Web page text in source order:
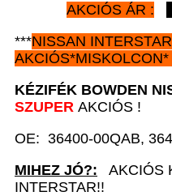
AKCIÓS ÁR :
***NISSAN INTERSTAR
AKCIÓS*MISKOLCON*
KÉZIFÉK BOWDEN
SZUPER AKCIÓS !
OE: 36400-00QAB,
MIHEZ JÓ?: AKCIÓS
INTERSTAR!!